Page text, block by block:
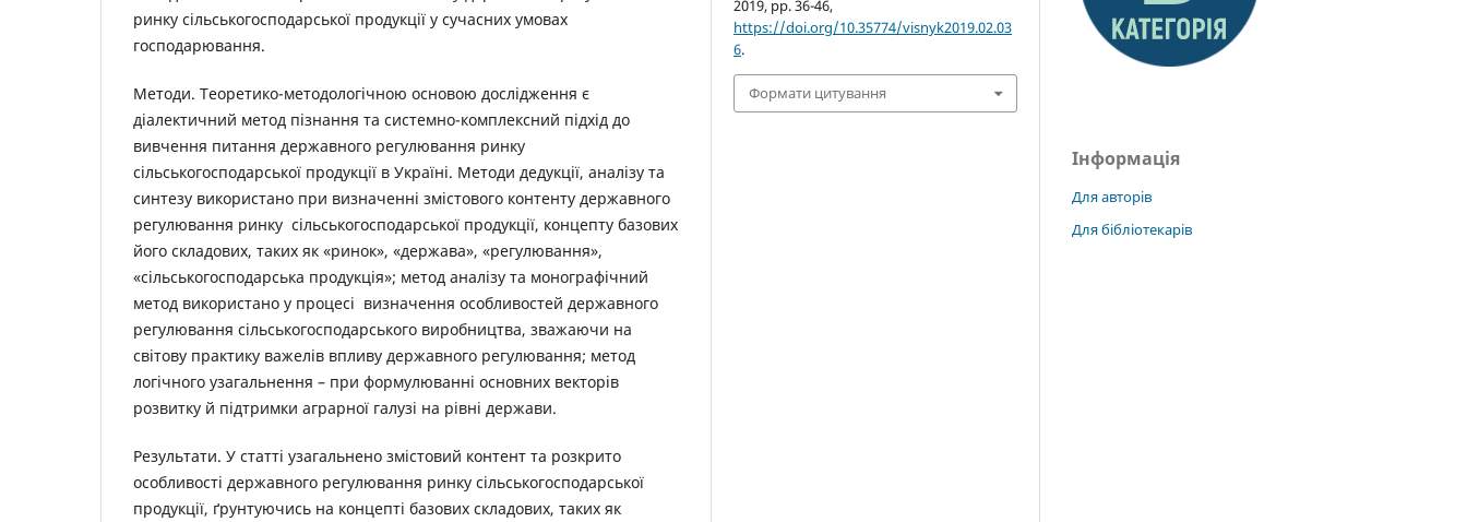
ринку сільськогосподарської продукції у сучасних умовах
господарювання.
Методи. Теоретико-методологічною основою дослідження є
діалектичний метод пізнання та системно-комплексний підхід до
вивчення питання державного регулювання ринку
сільськогосподарської продукції в Україні. Методи дедукції, аналізу та
синтезу використано при визначенні змістового контенту державного
регулювання ринку сільськогосподарської продукції, концепту базових
його складових, таких як «ринок», «держава», «регулювання»,
«сільськогосподарська продукція»; метод аналізу та монографічний
метод використано у процесі визначення особливостей державного
регулювання сільськогосподарського виробництва, зважаючи на
світову практику важелів впливу державного регулювання; метод
логічного узагальнення – при формулюванні основних векторів
розвитку й підтримки аграрної галузі на рівні держави.
Результати. У статті узагальнено змістовий контент та розкрито
особливості державного регулювання ринку сільськогосподарської
продукції, ґрунтуючись на концепті базових складових, таких як
2019, pp. 36-46,
https://doi.org/10.35774/visnyk2019.02.03
6.
Формати цитування
Інформація
Для авторів
Для бібліотекарів